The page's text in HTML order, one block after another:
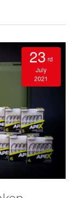
23 rd
July
2021